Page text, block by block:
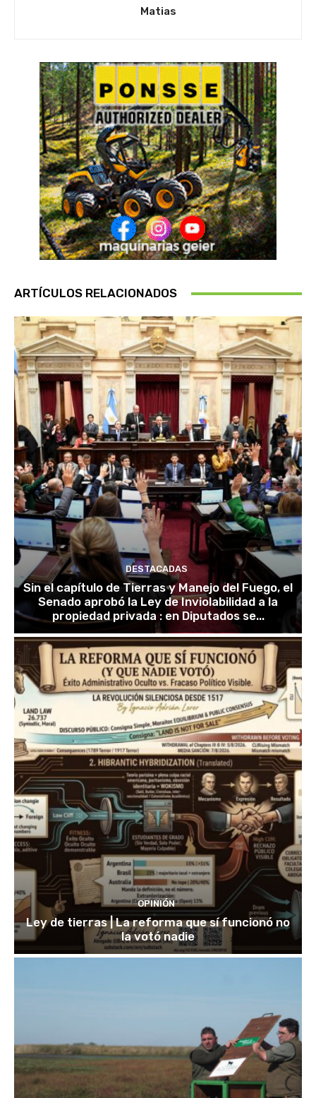
Matias
ARTÍCULOS RELACIONADOS
DESTACADAS
Sin el capítulo de Tierras y Manejo del Fuego, el
Senado aprobó la Ley de Inviolabilidad a la
propiedad privada : en Diputados se...
OPINIÓN
Ley de tierras | La reforma que sí funcionó no
la votó nadie